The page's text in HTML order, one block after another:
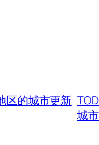
区的城市更新
城